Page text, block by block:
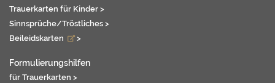
Trauerkarten für Kinder >
Sinnsprüche/Tröstliches >
Beileidskarten
>
Formulierungshilfen
für Trauerkarten >